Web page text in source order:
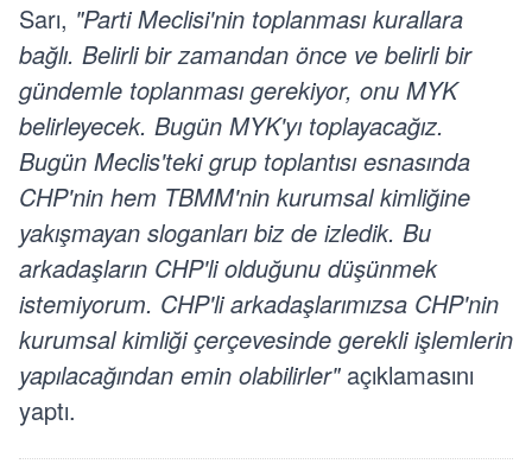
Sarı, "Parti Meclisi'nin toplanması kurallara
bağlı. Belirli bir zamandan önce ve belirli bir
gündemle toplanması gerekiyor, onu MYK
belirleyecek. Bugün MYK'yı toplayacağız.
Bugün Meclis'teki grup toplantısı esnasında
CHP'nin hem TBMM'nin kurumsal kimliğine
yakışmayan sloganları biz de izledik. Bu
arkadaşların CHP'li olduğunu düşünmek
istemiyorum. CHP'li arkadaşlarımızsa CHP'nin
kurumsal kimliği çerçevesinde gerekli işlemlerin
yapılacağından emin olabilirler" açıklamasını
yaptı.